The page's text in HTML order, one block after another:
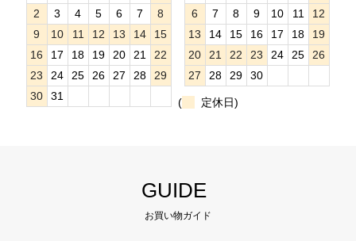
2
3 4 5 6 7
8
9
10 11 12 13 14
15
16
17 18 19 20 21
22
23
24 25 26 27 28
29
30
31
6
7 8 9 10 11
12
13
14 15 16 17 18
19
20
21 22 23 24 25
26
27
28 29 30
( 定休日)
GUIDE
お買い物ガイド